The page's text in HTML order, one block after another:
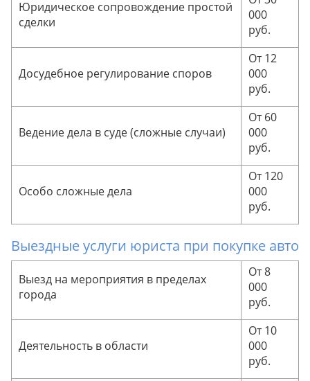
Юридическое сопровождение простой
сделки
000
руб.
Досудебное регулирование споров
От 12
000
руб.
Ведение дела в суде (сложные случаи)
От 60
000
руб.
Особо сложные дела
От 120
000
руб.
Выездные услуги юриста при покупке авто
Выезд на мероприятия в пределах
города
От 8
000
руб.
Деятельность в области
От 10
000
руб.